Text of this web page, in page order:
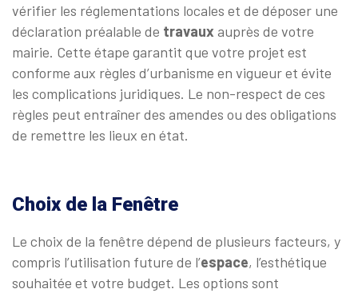
vérifier les réglementations locales et de déposer une
déclaration préalable de travaux auprès de votre
mairie. Cette étape garantit que votre projet est
conforme aux règles d’urbanisme en vigueur et évite
les complications juridiques. Le non-respect de ces
règles peut entraîner des amendes ou des obligations
de remettre les lieux en état.
Choix de la Fenêtre
Le choix de la fenêtre dépend de plusieurs facteurs, y
compris l’utilisation future de l’espace, l’esthétique
souhaitée et votre budget. Les options sont